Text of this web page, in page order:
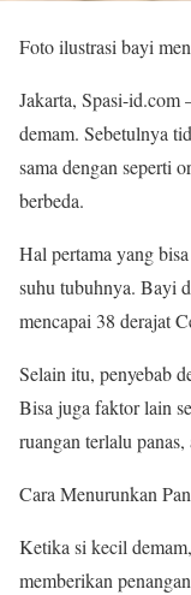
Foto ilustrasi bayi
Jakarta, Spasi-id.com
demam. Sebetulnya
sama dengan seperti
berbeda.
Hal pertama yang
suhu tubuhnya. Bayi
mencapai 38 derajat
Selain itu, penyebab
Bisa juga faktor lain
ruangan terlalu
Cara Menurunkan
Ketika si kecil
memberikan